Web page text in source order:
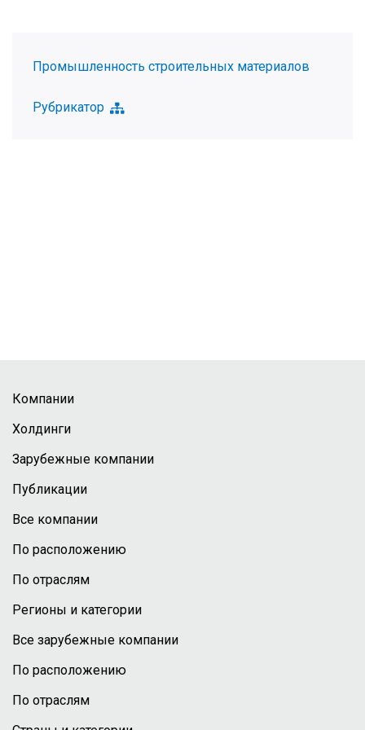
Промышленность строительных материалов
Рубрикатор
Компании
Холдинги
Зарубежные компании
Публикации
Все компании
По расположению
По отраслям
Регионы и категории
Все зарубежные компании
По расположению
По отраслям